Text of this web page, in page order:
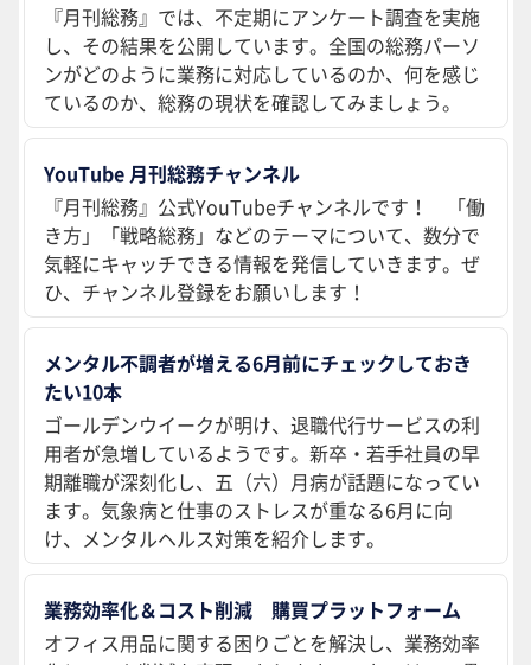
『月刊総務』では、不定期にアンケート調査を実施
し、その結果を公開しています。全国の総務パーソ
ンがどのように業務に対応しているのか、何を感じ
ているのか、総務の現状を確認してみましょう。
YouTube 月刊総務チャンネル
『月刊総務』公式YouTubeチャンネルです！ 「働
き方」「戦略総務」などのテーマについて、数分で
気軽にキャッチできる情報を発信していきます。ぜ
ひ、チャンネル登録をお願いします！
メンタル不調者が増える6月前にチェックしておき
たい10本
ゴールデンウイークが明け、退職代行サービスの利
用者が急増しているようです。新卒・若手社員の早
期離職が深刻化し、五（六）月病が話題になってい
ます。気象病と仕事のストレスが重なる6月に向
け、メンタルヘルス対策を紹介します。
業務効率化＆コスト削減 購買プラットフォーム
オフィス用品に関する困りごとを解決し、業務効率